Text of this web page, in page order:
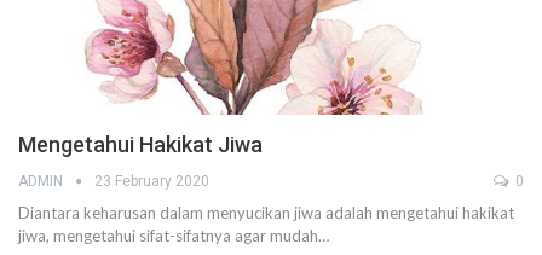
Mengetahui Hakikat Jiwa
ADMIN 23 February 2020 0
Diantara keharusan dalam menyucikan jiwa adalah mengetahui hakikat
jiwa, mengetahui sifat-sifatnya agar mudah…